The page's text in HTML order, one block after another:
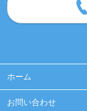
ホーム
お問い合わせ